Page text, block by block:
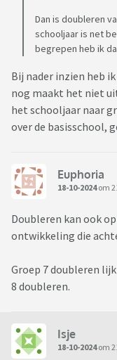
Dan is doubleren
schooljaar is net
begrepen heb ik
Bij nader inzien heb
nog maakt het niet
het schooljaar naar
over de basisschool,
Euphoria
18-10-2024om
Doubleren kan ook
ontwikkeling die
Groep 7 doubleren
8 doubleren.
Isje
18-10-2024om